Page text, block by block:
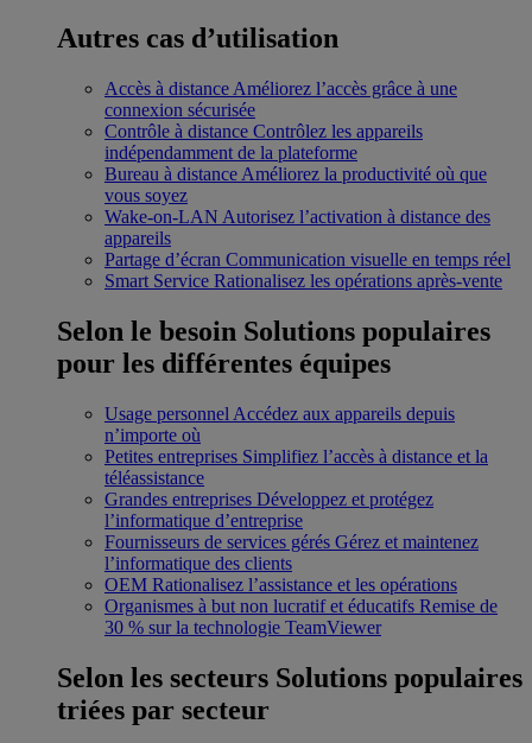
Autres cas d’utilisation
Accès à distance Améliorez l’accès grâce à une
connexion sécurisée
Contrôle à distance Contrôlez les appareils
indépendamment de la plateforme
Bureau à distance Améliorez la productivité où que
vous soyez
Wake-on-LAN Autorisez l’activation à distance des
appareils
Partage d’écran Communication visuelle en temps réel
Smart Service Rationalisez les opérations après-vente
Selon le besoin Solutions populaires
pour les différentes équipes
Usage personnel Accédez aux appareils depuis
n’importe où
Petites entreprises Simplifiez l’accès à distance et la
téléassistance
Grandes entreprises Développez et protégez
l’informatique d’entreprise
Fournisseurs de services gérés Gérez et maintenez
l’informatique des clients
OEM Rationalisez l’assistance et les opérations
Organismes à but non lucratif et éducatifs Remise de
30 % sur la technologie TeamViewer
Selon les secteurs Solutions populaires
triées par secteur